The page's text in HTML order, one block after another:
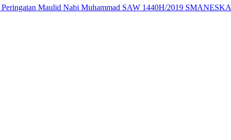
Peringatan Maulid Nabi Muhammad SAW 1440H/2019 SMANESKA